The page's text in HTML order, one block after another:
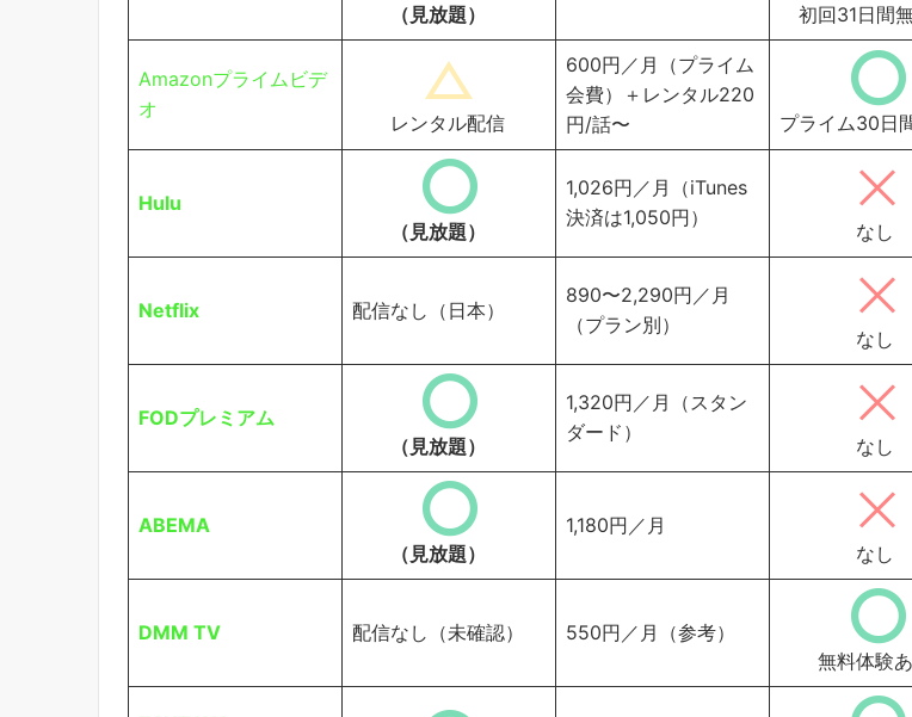
（見放題）
初回31日間
Amazonプライムビデ
オ
レンタル配信
600円／月（プライム
会費）＋レンタル220
円/話〜
プライム30日
Hulu
（見放題）
1,026円／月（iTunes
決済は1,050円）
なし
Netflix 配信なし（日本）
890〜2,290円／月
（プラン別）
なし
FODプレミアム
（見放題）
1,320円／月（スタン
ダード）
なし
ABEMA
（見放題）
1,180円／月
なし
DMM TV 配信なし（未確認）
550円／月（参考）
無料体験あ